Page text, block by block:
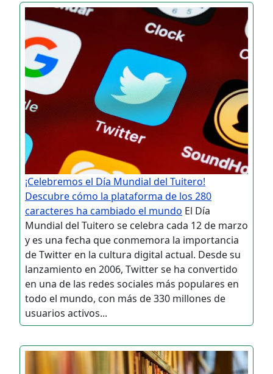
¡Celebremos el Día Mundial del Tuitero!
Descubre cómo la plataforma de los 280
caracteres ha cambiado el mundo El Día
Mundial del Tuitero se celebra cada 12 de marzo
y es una fecha que conmemora la importancia
de Twitter en la cultura digital actual. Desde su
lanzamiento en 2006, Twitter se ha convertido
en una de las redes sociales más populares en
todo el mundo, con más de 330 millones de
usuarios activos...